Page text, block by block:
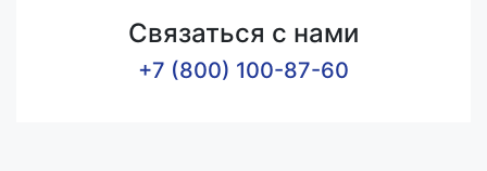
Связаться с нами
+7 (800) 100-87-60